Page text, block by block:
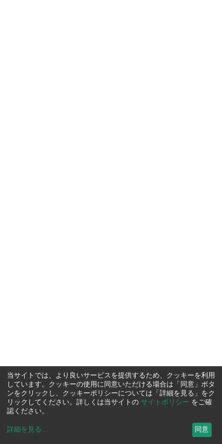
当サイトでは、より良いサービスを提供するため、クッキーを利用
しています。クッキーの使用に同意いただける場合は「同意」ボタ
ンをクリックし、クッキーポリシーについては「詳細を見る」をク
リックしてください。詳しくは当サイトの サイトポリシー をご確
認ください。
詳細を見る ... 同意